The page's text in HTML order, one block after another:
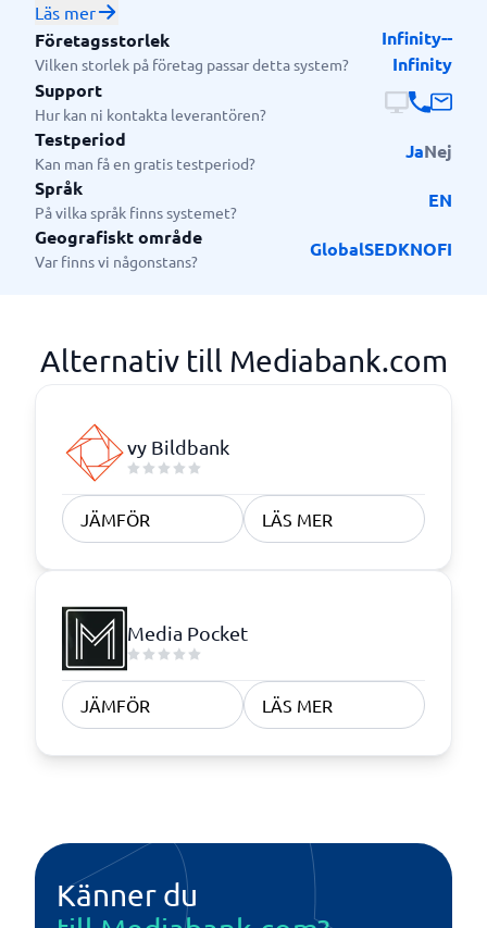
NEP Group's mediabank lösningar passar mellanstora
till stora företag som rättighetsinnehavare,
programföretag och orgnisationer med mellan 101-
500 & 500+ anställda.
Läs mer
Företagsstorlek
Vilken storlek på företag passar detta system?
Infinity--
Infinity
Support
Hur kan ni kontakta leverantören?
Testperiod
Kan man få en gratis testperiod?
JaNej
Språk
På vilka språk finns systemet?
EN
Geografiskt område
Var finns vi någonstans?
GlobalSEDKNOFI
Alternativ till Mediabank.com
vy Bildbank
JÄMFÖR LÄS MER
Media Pocket
JÄMFÖR LÄS MER
Känner du